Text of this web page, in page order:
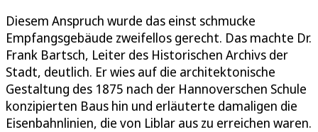
Diesem Anspruch wurde das einst schmucke
Empfangsgebäude zweifellos gerecht. Das machte Dr.
Frank Bartsch, Leiter des Historischen Archivs der
Stadt, deutlich. Er wies auf die architektonische
Gestaltung des 1875 nach der Hannoverschen Schule
konzipierten Baus hin und erläuterte damaligen die
Eisenbahnlinien, die von Liblar aus zu erreichen waren.